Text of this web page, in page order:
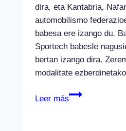
dira, eta Kantabria,
automobilismo
babesa ere izango du.
Sportech babesle
bertan izango dira.
modalitate
Leer más
2015EKO